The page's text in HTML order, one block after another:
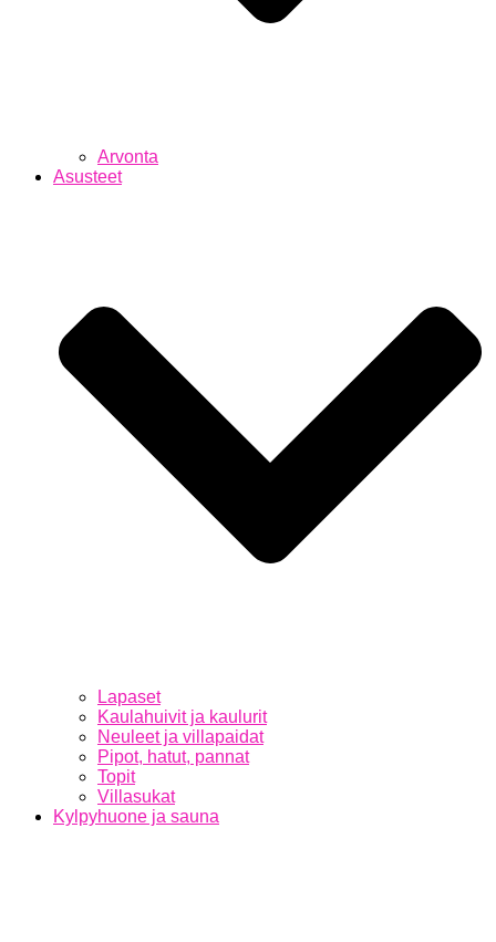
Arvonta
Asusteet
Lapaset
Kaulahuivit ja kaulurit
Neuleet ja villapaidat
Pipot, hatut, pannat
Topit
Villasukat
Kylpyhuone ja sauna